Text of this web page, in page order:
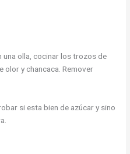
una olla, cocinar los trozos de
olor y chancaca. Remover
si esta bien de azúcar y sino